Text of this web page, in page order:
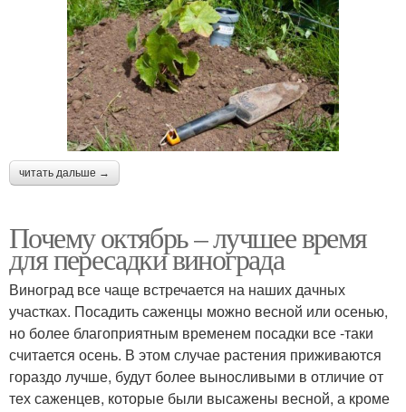
читать дальше →
Почему октябрь – лучшее время
для пересадки винограда
Виноград все чаще встречается на наших дачных
участках. Посадить саженцы можно весной или осенью,
но более благоприятным временем посадки все -таки
считается осень. В этом случае растения приживаются
гораздо лучше, будут более выносливыми в отличие от
тех саженцев, которые были высажены весной, а кроме